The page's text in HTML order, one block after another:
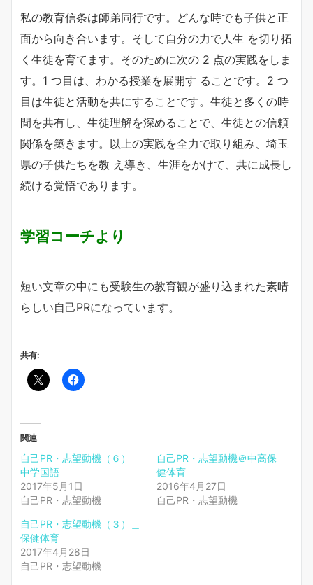
私の教育信条は師弟同行です。どんな時でも子供と正
面から向き合います。そして自分の力で人生 を切り拓
く生徒を育てます。そのために次の 2 点の実践をしま
す。1 つ目は、わかる授業を展開す ることです。2 つ
目は生徒と活動を共にすることです。生徒と多くの時
間を共有し、生徒理解を深めることで、生徒との信頼
関係を築きます。以上の実践を全力で取り組み、埼玉
県の子供たちを教 え導き、生涯をかけて、共に成長し
続ける覚悟であります。
学習コーチより
短い文章の中にも受験生の教育観が盛り込まれた素晴
らしい自己PRになっています。
共有:
関連
自己PR・志望動機（６）＿
中学国語
2017年5月1日
自己PR・志望動機
自己PR・志望動機＠中高保
健体育
2016年4月27日
自己PR・志望動機
自己PR・志望動機（３）＿
保健体育
2017年4月28日
自己PR・志望動機